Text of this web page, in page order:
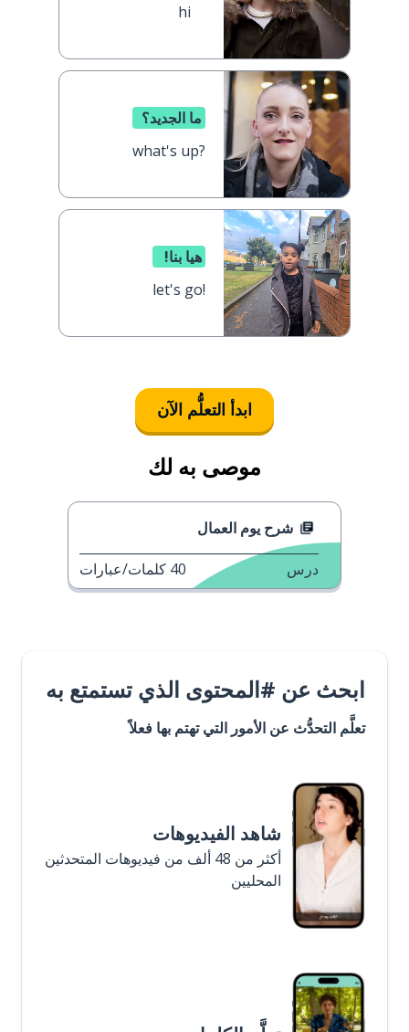
hi
ما الجديد؟
what's up?
هيا بنا!
let's go!
ابدأ التعلُّم الآن
موصى به لك
شرح يوم العمال
درس 40 كلمات/عبارات
ابحث عن #المحتوى الذي تستمتع به
تعلَّم التحدُّث عن الأمور التي تهتم بها فعلاً
شاهد الفيديوهات
أكثر من 48 ألف من فيديوهات المتحدثين
المحليين